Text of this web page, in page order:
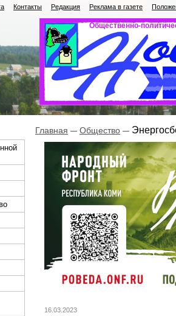
Контакты Редакция Реклама в газете
Общественно-
Главная Общество
16.03.2023